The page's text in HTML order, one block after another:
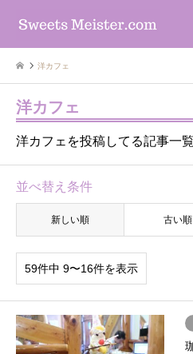
洋カフェ
洋カフェ
洋カフェを投稿してる記事一覧
並べ替え条件
新しい順 古い順
59件中 9〜16件を表示